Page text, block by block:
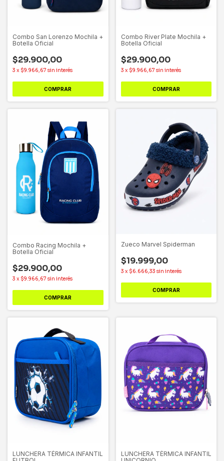
Combo San Lorenzo Mochila +
Botella Oficial
$29.900,00
3 x $9.966,67 sin interés
COMPRAR
Combo River Plate Mochila +
Botella Oficial
$29.900,00
3 x $9.966,67 sin interés
COMPRAR
Combo Racing Mochila +
Botella Oficial
$29.900,00
3 x $9.966,67 sin interés
COMPRAR
Zueco Marvel Spiderman
$19.999,00
3 x $6.666,33 sin interés
COMPRAR
LUNCHERA TÉRMICA INFANTIL
LUNCHERA TÉRMICA INFANTIL